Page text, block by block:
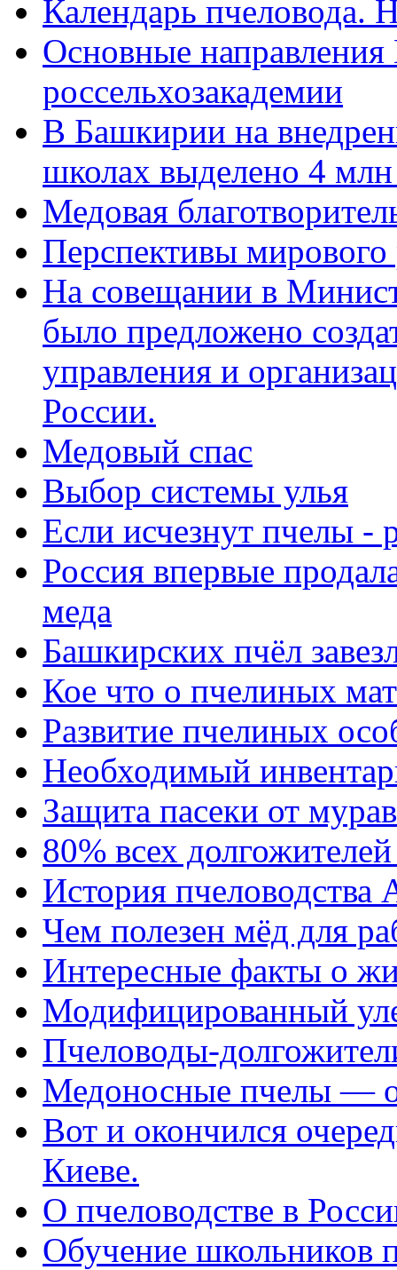
Календарь пчеловода.
Основные
россельхозакадемии
В Башкирии на
школах выделено 4
Медовая
Перспективы
На совещании в
было предложено
управления и
России.
Медовый спас
Выбор системы улья
Если исчезнут пчелы -
Россия впервые
меда
Башкирских пчёл
Кое что о пчелиных
Развитие пчелиных
Необходимый
Защита пасеки от
80% всех
История пчеловодства
Чем полезен мёд для
Интересные факты о
Модифицированный
Пчеловоды-
Медоносные пчелы —
Вот и окончился
Киеве.
О пчеловодстве в
Обучение школьников